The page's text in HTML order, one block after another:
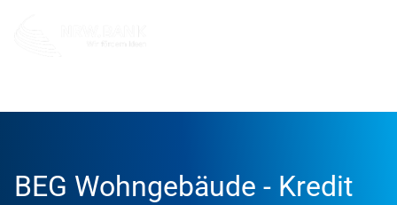
BEG Wohngebäude - Kredit